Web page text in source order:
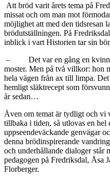
Att bröd varit årets tema på
missat och om man mot
möjlighet att med den tidsresan
brödutställningen. På
inblick i vart Historien tar sin
– Det var en gång en kvinna
moster. Men på två villkor: hon
hela vägen från ax till limpa.
hemligt släktrecept som
år sedan…
Även om temat är tydligt och vi
tillbaka i tiden, så utlovas en hel
uppseendeväckande genvägar
denna brödinspirerande
och underhållande dialoger står
pedagogen på Fredriksdal, Åsa
Florberger.